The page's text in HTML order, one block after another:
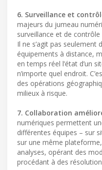
6. Surveillance et
majeurs du jumeau
surveillance et de
Il ne s’agit pas seulement
équipements à distance,
en temps réel l’état d’un
n’importe quel endroit.
des opérations
milieux à risque.
7. Collaboration
numériques permettent
différentes équipes – sur
sur une même
analyses, opérant des
procédant à des